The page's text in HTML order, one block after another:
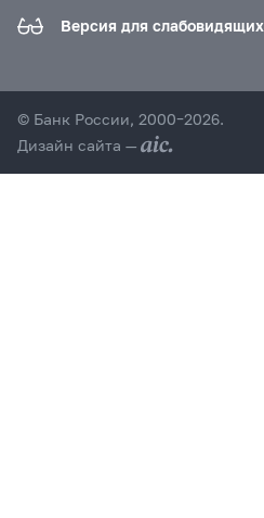
Версия для слабовидящих
© Банк России, 2000–2026.
Дизайн сайта —